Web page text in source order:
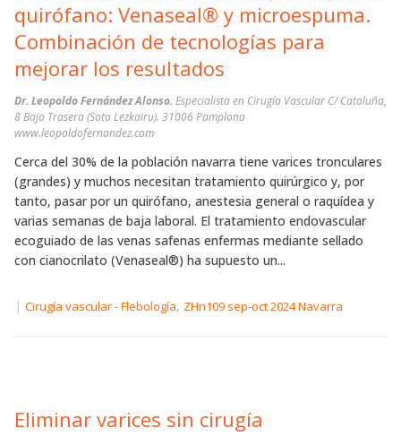
quirófano: Venaseal® y microespuma.
Combinación de tecnologías para
mejorar los resultados
Dr. Leopoldo Fernández Alonso. Especialista en Cirugía Vascular C/ Cataluña,
8 Bajo Trasera (Soto Lezkairu). 31006 Pamplona
www.leopoldofernandez.com
Cerca del 30% de la población navarra tiene varices tronculares
(grandes) y muchos necesitan tratamiento quirúrgico y, por
tanto, pasar por un quirófano, anestesia general o raquídea y
varias semanas de baja laboral. El tratamiento endovascular
ecoguiado de las venas safenas enfermas mediante sellado
con cianocrilato (Venaseal®) ha supuesto un...
| Cirugía vascular - Flebología, ZHn109 sep-oct 2024 Navarra
Eliminar varices sin cirugía